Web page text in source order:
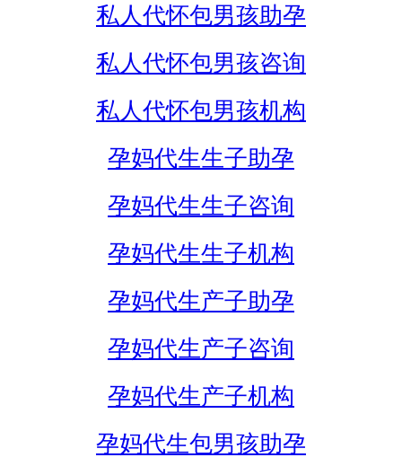
私人代怀包男孩助孕
私人代怀包男孩咨询
私人代怀包男孩机构
孕妈代生生子助孕
孕妈代生生子咨询
孕妈代生生子机构
孕妈代生产子助孕
孕妈代生产子咨询
孕妈代生产子机构
孕妈代生包男孩助孕